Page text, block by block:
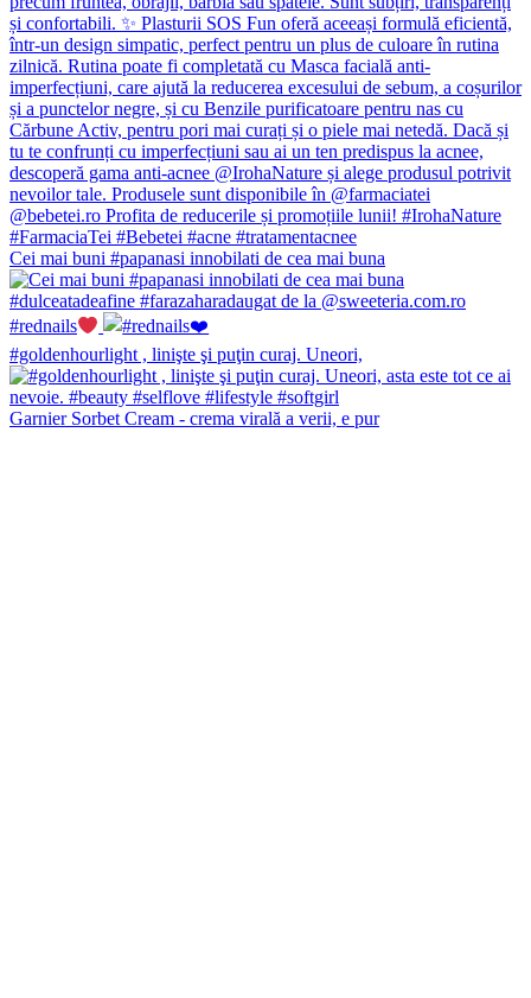
Cei mai buni #papanasi innobilati de cea mai buna
#rednails
#goldenhourlight , linişte şi puţin curaj. Uneori,
Garnier Sorbet Cream - crema virală a verii, e pur